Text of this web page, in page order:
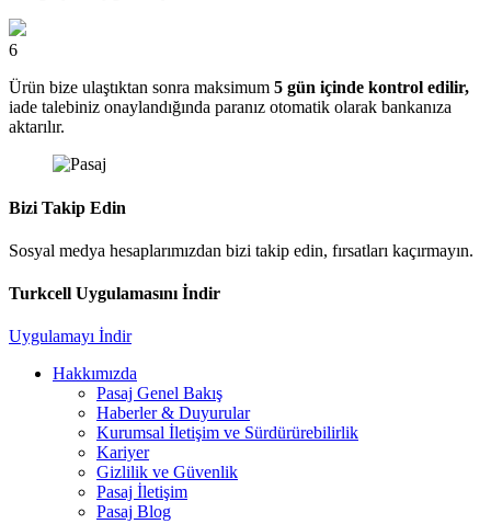
6
Ürün bize ulaştıktan sonra maksimum 5 gün içinde kontrol edilir,
iade talebiniz onaylandığında paranız otomatik olarak bankanıza
aktarılır.
Bizi Takip Edin
Sosyal medya hesaplarımızdan bizi takip edin, fırsatları kaçırmayın.
Turkcell Uygulamasını İndir
Uygulamayı İndir
Hakkımızda
Pasaj Genel Bakış
Haberler & Duyurular
Kurumsal İletişim ve Sürdürürebilirlik
Kariyer
Gizlilik ve Güvenlik
Pasaj İletişim
Pasaj Blog